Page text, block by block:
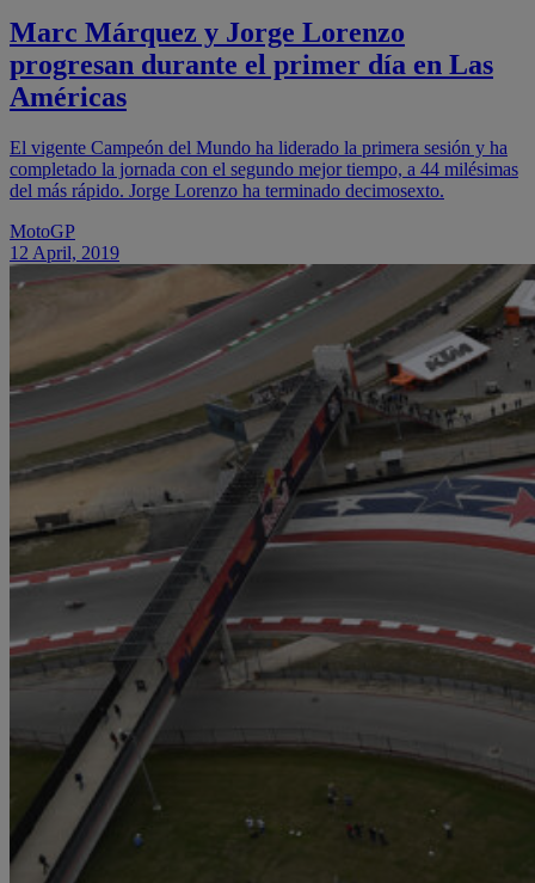
Marc Márquez y Jorge Lorenzo
progresan durante el primer día en Las
Américas
El vigente Campeón del Mundo ha liderado la primera sesión y ha
completado la jornada con el segundo mejor tiempo, a 44 milésimas
del más rápido. Jorge Lorenzo ha terminado decimosexto.
MotoGP
12 April, 2019